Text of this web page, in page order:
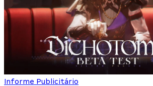
Informe Publicitário